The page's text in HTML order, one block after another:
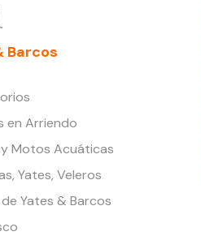
Barcos
en Arriendo
Motos Acuáticas
Yates, Veleros
Yates & Barcos